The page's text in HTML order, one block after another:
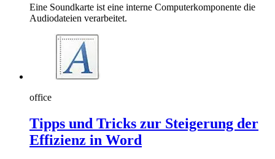
Eine Soundkarte ist eine interne Computerkomponente die
Audiodateien verarbeitet.
office
Tipps und Tricks zur Steigerung der
Effizienz in Word